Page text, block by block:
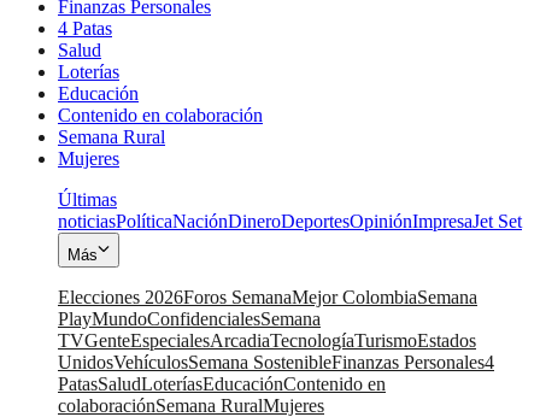
Finanzas Personales
4 Patas
Salud
Loterías
Educación
Contenido en colaboración
Semana Rural
Mujeres
Últimas
noticiasPolíticaNaciónDineroDeportesOpiniónImpresaJet Set
Más
Elecciones 2026Foros SemanaMejor ColombiaSemana
PlayMundoConfidencialesSemana
TVGenteEspecialesArcadiaTecnologíaTurismoEstados
UnidosVehículosSemana SostenibleFinanzas Personales4
PatasSaludLoteríasEducaciónContenido en
colaboraciónSemana RuralMujeres